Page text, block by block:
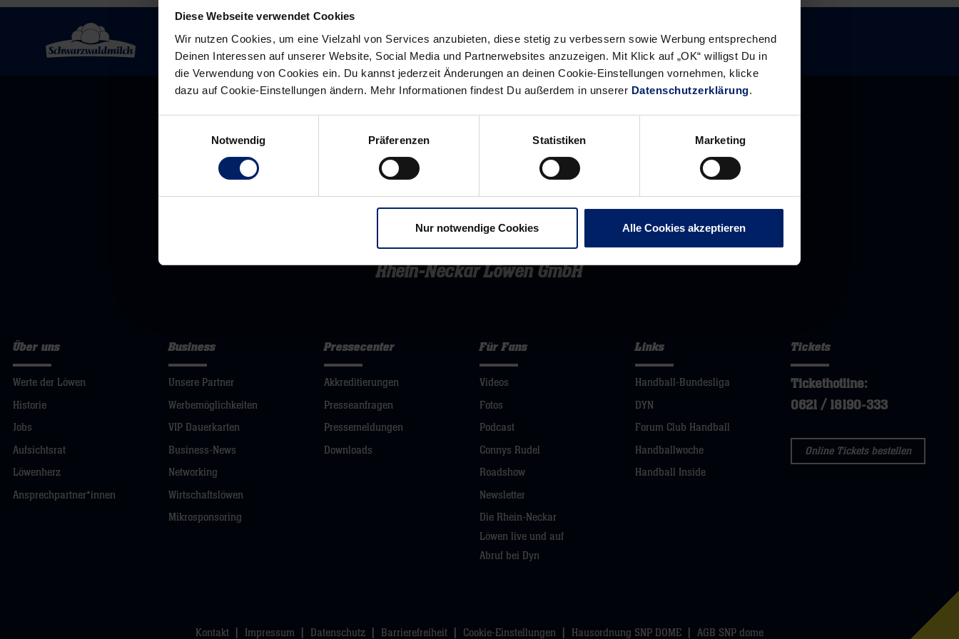
Diese Webseite verwendet Cookies
Wir nutzen Cookies, um eine Vielzahl von Services anzubieten, diese stetig zu verbessern sowie Werbung entsprechend
Deinen Interessen auf unserer Website, Social Media und Partnerwebsites anzuzeigen. Mit Klick auf „OK“ willigst Du in
die Verwendung von Cookies ein. Du kannst jederzeit Änderungen an deinen Cookie-Einstellungen vornehmen, klicke
dazu auf Cookie-Einstellungen ändern. Mehr Informationen findest Du außerdem in unserer Datenschutzerklärung.
Notwendig
Präferenzen Statistiken Marketing
Nur notwendige Cookies Alle Cookies akzeptieren
Rhein-Neckar Löwen GmbH
Über uns
Werte der Löwen
Historie
Jobs
Aufsichtsrat
Löwenherz
Ansprechpartner*innen
Business
Unsere Partner
Werbemöglichkeiten
VIP Dauerkarten
Business-News
Networking
Wirtschaftslöwen
Mikrosponsoring
Pressecenter
Akkreditierungen
Presseanfragen
Pressemeldungen
Downloads
Für Fans
Videos
Fotos
Podcast
Connys Rudel
Roadshow
Newsletter
Die Rhein-Neckar
Löwen live und auf
Abruf bei Dyn
Links
Handball-Bundesliga
DYN
Forum Club Handball
Handballwoche
Handball Inside
Tickets
Tickethotline:
0621 / 18190-333
Online Tickets bestellen
Kontakt Impressum Datenschutz Barrierefreiheit Cookie-Einstellungen Hausordnung SNP DOME AGB SNP dome